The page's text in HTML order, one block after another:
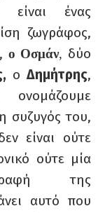
ένας
ζωγράφος,
ο Οσμάν, δύο
, οΔημήτρης,
συζυγός του,
είναι ούτε
ούτε μία
της
αυτό που